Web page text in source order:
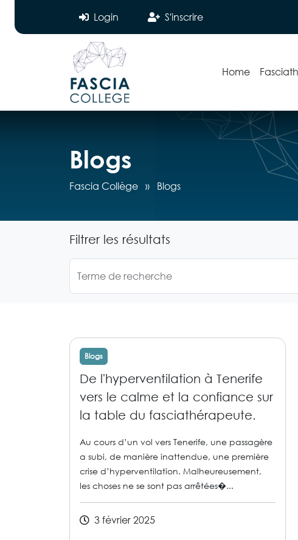
Login S'inscrire
Home
Blogs
Fascia Collège » Blogs
Filtrer les résultats
Terme de recherche
Blogs
De l'hyperventilation à Tenerife
vers le calme et la confiance sur
la table du fasciathérapeute.
Au cours d’un vol vers Tenerife, une passagère
a subi, de manière inattendue, une première
crise d’hyperventilation. Malheureusement,
les choses ne se sont pas arrêtées�...
3 février 2025